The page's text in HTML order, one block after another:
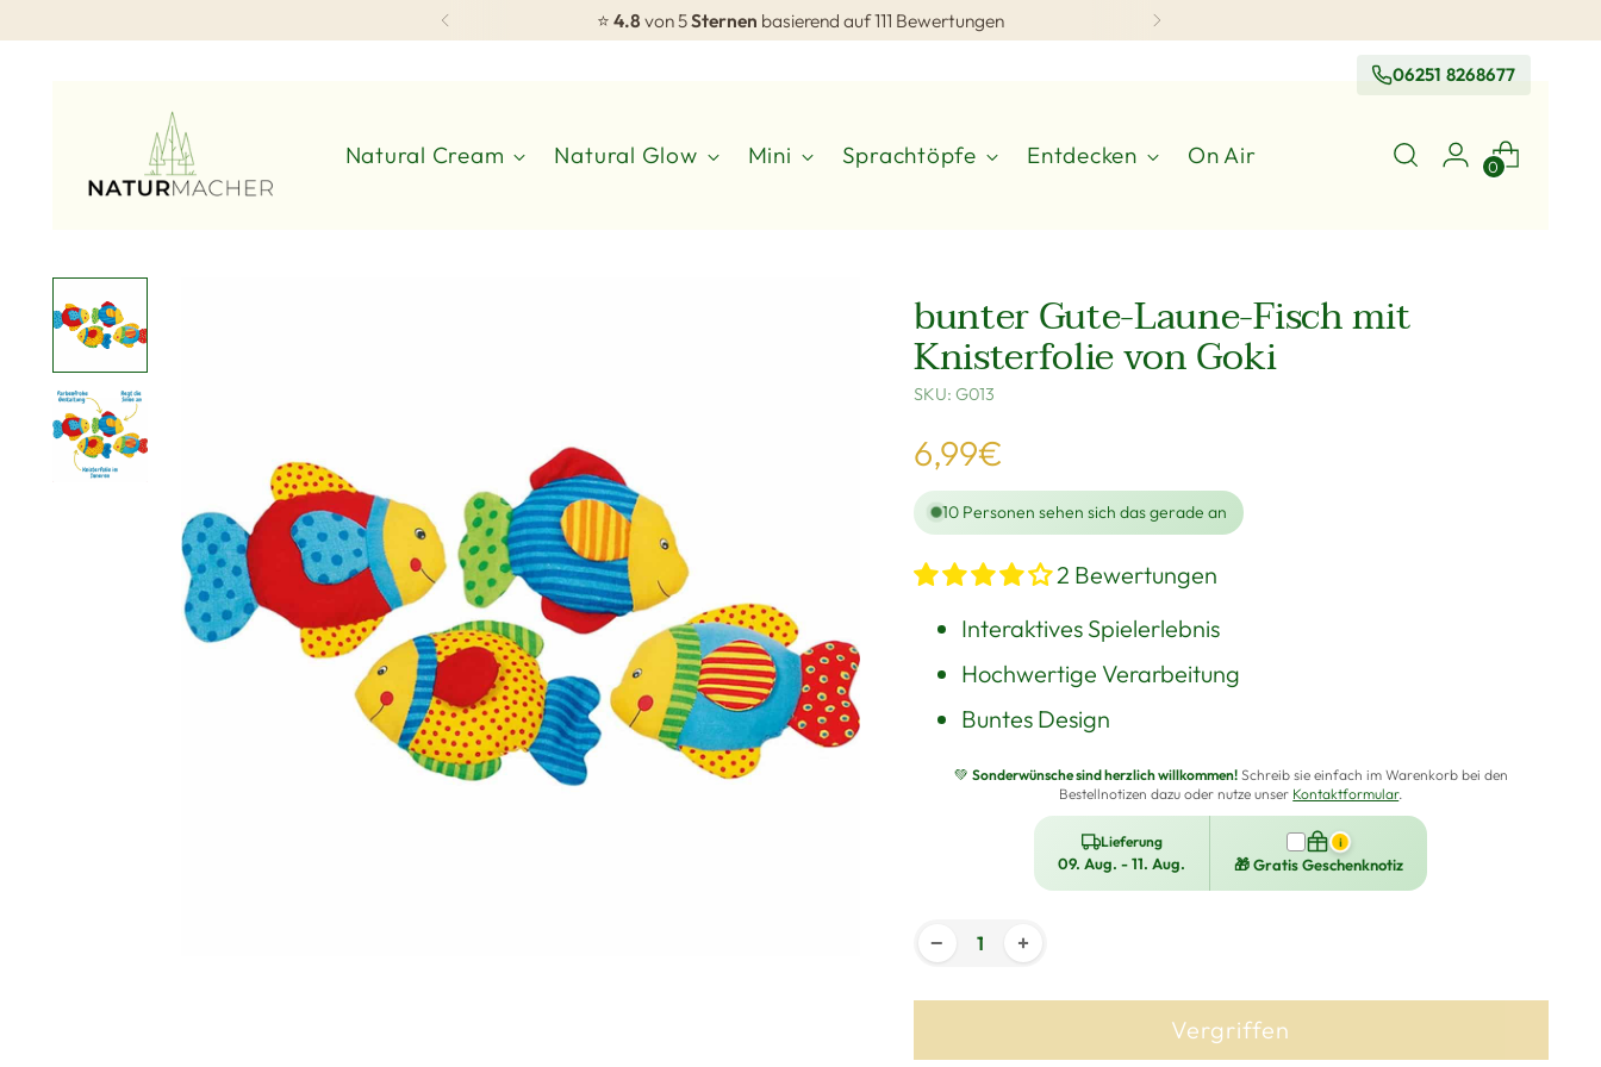
⭐ 4.8 von 5Sternen basierend auf 111 Bewertungen
06251 8268677
Natural Cream Natural Glow Mini Sprachtöpfe Entdecken On Air 0
bunter Gute-Laune-Fisch mit
Knisterfolie von Goki
SKU: G013
Regulärer
Preis
6,99€
10Personen sehen sich das gerade an
2 Bewertungen
Interaktives Spielerlebnis
Hochwertige Verarbeitung
Buntes Design
💚 Sonderwünsche sind herzlich willkommen!Schreib sie einfach im Warenkorb bei den
Bestellnotizen dazu oder nutze unser Kontaktformular.
Lieferung
09. Aug. - 11. Aug.
i
🎁 Gratis Geschenknotiz
− +
Vergriffen